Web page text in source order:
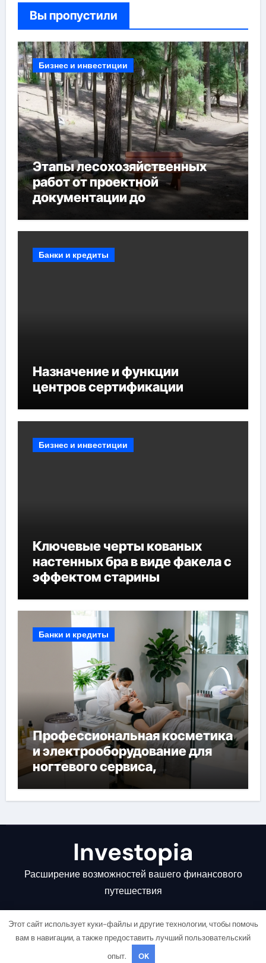
Вы пропустили
Бизнес и инвестиции
Этапы лесохозяйственных
работ от проектной
документации до
мероприятий и обустройства
Банки и кредиты
Назначение и функции
центров сертификации
Бизнес и инвестиции
Ключевые черты кованых
настенных бра в виде факела с
эффектом старины
Банки и кредиты
Профессиональная косметика
и электрооборудование для
ногтевого сервиса,
наращивания ресниц и
депиляции
Investopia
Расширение возможностей вашего финансового
путешествия
Copyright © All rights reserved |
Этот сайт использует куки-файлы и другие технологии, чтобы помочь
вам в навигации, а также предоставить лучший пользовательский
опыт.
OK